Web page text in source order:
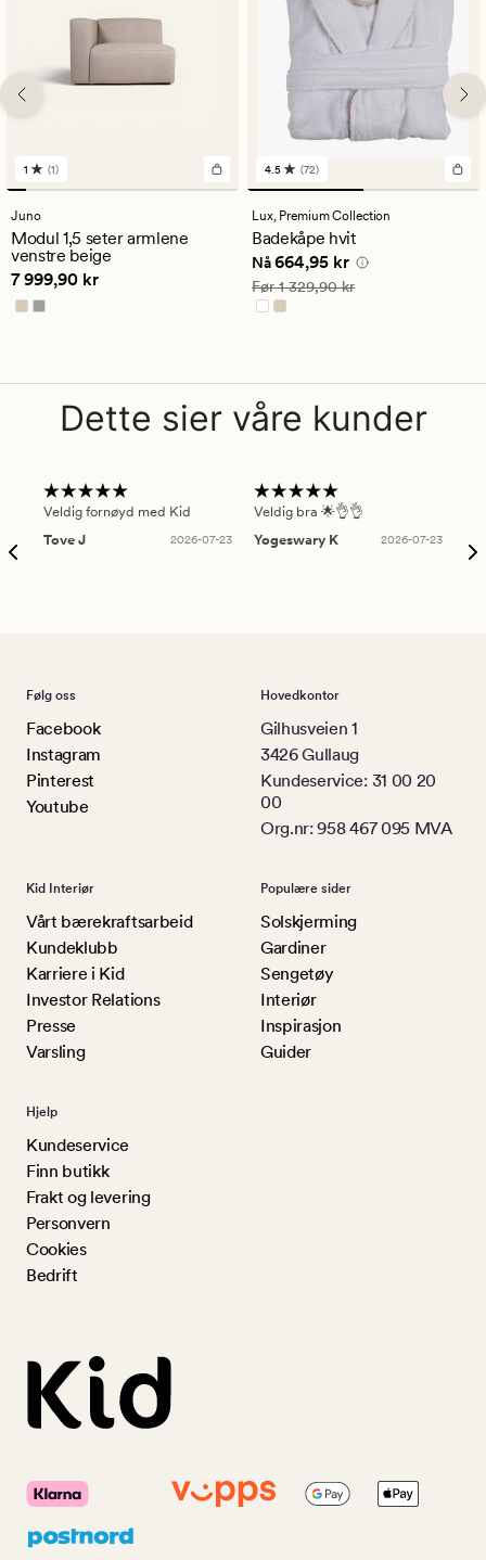
1
anmeldelser
med
en
gjennomsnittlig
vurdering
på
1
1 (1)
Juno
Modul 1,5 seter armlene
venstre beige
Pris 7 999,90 kr
7 999,90 kr
72
anmeldelser
med
en
gjennomsnittlig
vurdering
på
4.5
4.5 (72)
Lux, Premium Collection
Badekåpe hvit
Nåværende pris
Nå664,95 kr
Vanlig pris 1 329,90 kr
Før1 329,90 kr
Dette sier våre kunder
Veldig fornøyd med Kid
Tove J
2026-07-23
Veldig bra 🌟👌👌
Yogeswary K
2026-07-23
Følg oss
Facebook
Instagram
Pinterest
Youtube
Hovedkontor
Gilhusveien 1
3426 Gullaug
Kundeservice: 31 00 20
00
Org.nr: 958 467 095 MVA
Kid Interiør
Vårt bærekraftsarbeid
Kundeklubb
Karriere i Kid
Investor Relations
Presse
Varsling
Populære sider
Solskjerming
Gardiner
Sengetøy
Interiør
Inspirasjon
Guider
Hjelp
Kundeservice
Finn butikk
Frakt og levering
Personvern
Cookies
Bedrift